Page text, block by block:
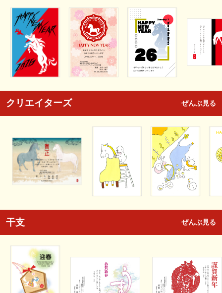
クリエイターズ ぜんぶ見る
干支 ぜんぶ見る